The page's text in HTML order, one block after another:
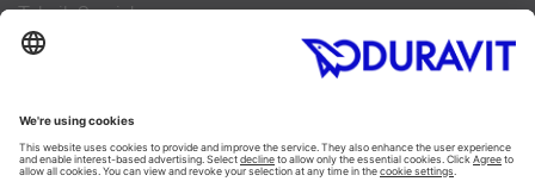
Teknik Servisler
Sıkça sorulan sorular
Facebook
Instagram
Pinterest
RSS-Feed